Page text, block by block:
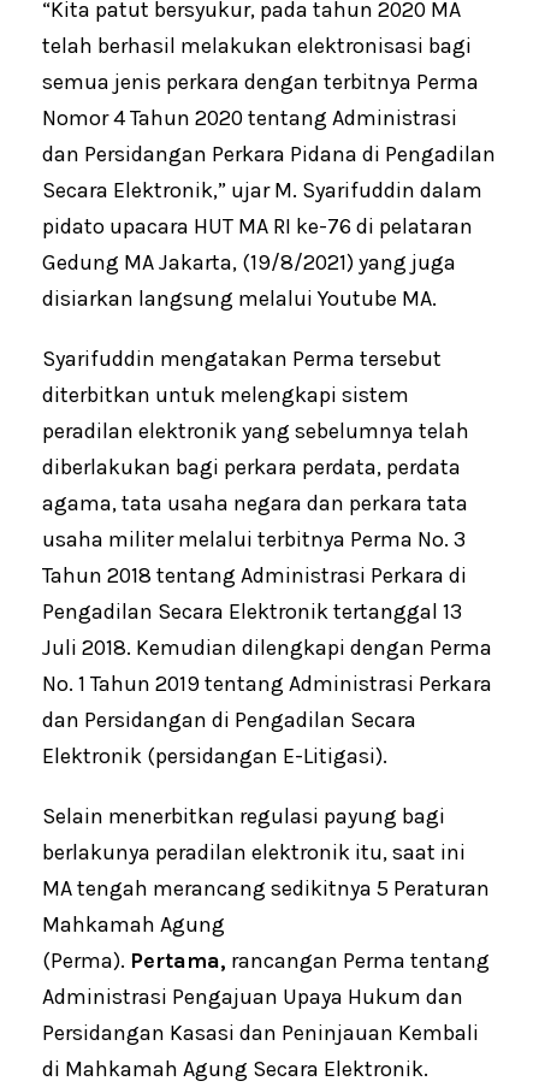
“Kita patut bersyukur, pada tahun 2020 MA
telah berhasil melakukan elektronisasi bagi
semua jenis perkara dengan terbitnya Perma
Nomor 4 Tahun 2020 tentang Administrasi
dan Persidangan Perkara Pidana di Pengadilan
Secara Elektronik,” ujar M. Syarifuddin dalam
pidato upacara HUT MA RI ke-76 di pelataran
Gedung MA Jakarta, (19/8/2021) yang juga
disiarkan langsung melalui Youtube MA.
Syarifuddin mengatakan Perma tersebut
diterbitkan untuk melengkapi sistem
peradilan elektronik yang sebelumnya telah
diberlakukan bagi perkara perdata, perdata
agama, tata usaha negara dan perkara tata
usaha militer melalui terbitnya Perma No. 3
Tahun 2018 tentang Administrasi Perkara di
Pengadilan Secara Elektronik tertanggal 13
Juli 2018. Kemudian dilengkapi dengan Perma
No. 1 Tahun 2019 tentang Administrasi Perkara
dan Persidangan di Pengadilan Secara
Elektronik (persidangan E-Litigasi).
Selain menerbitkan regulasi payung bagi
berlakunya peradilan elektronik itu, saat ini
MA tengah merancang sedikitnya 5 Peraturan
Mahkamah Agung
(Perma). Pertama, rancangan Perma tentang
Administrasi Pengajuan Upaya Hukum dan
Persidangan Kasasi dan Peninjauan Kembali
di Mahkamah Agung Secara Elektronik.